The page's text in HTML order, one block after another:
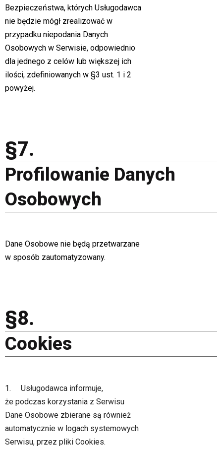
Bezpieczeństwa, których Usługodawca
nie będzie mógł zrealizować w
przypadku niepodania Danych
Osobowych w Serwisie, odpowiednio
dla jednego z celów lub większej ich
ilości, zdefiniowanych w §3 ust. 1 i 2
powyżej.
§7.
Profilowanie Danych
Osobowych
Dane Osobowe nie będą przetwarzane
w sposób zautomatyzowany.
§8.
Cookies
1. Usługodawca informuje,
że podczas korzystania z Serwisu
Dane Osobowe zbierane są również
automatycznie w logach systemowych
Serwisu, przez pliki Cookies.